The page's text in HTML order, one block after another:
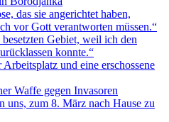
das sie angerichtet haben,
vor Gott verantworten müssen.“
Gebiet, weil ich den
konnte.“
Arbeitsplatz und eine erschossene
Waffe gegen Invasoren
uns, zum 8. März nach Hause zu